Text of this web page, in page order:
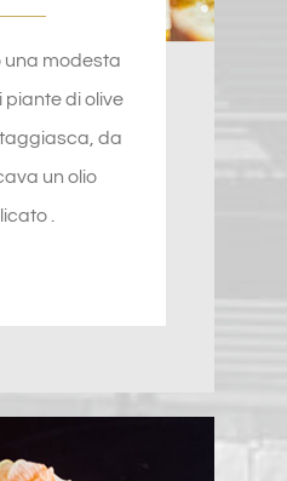
una modesta
di olive
da
un olio
.